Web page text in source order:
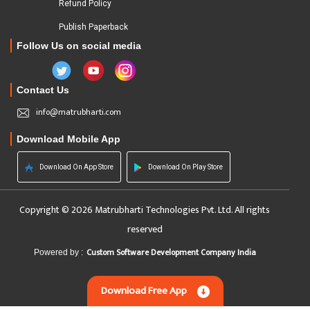
Refund Policy
Publish Paperback
Follow Us on social media
Contact Us
info@matrubharti.com
Download Mobile App
Download On App Store Download On Play Store
Copyright © 2026 Matrubharti Technologies Pvt. Ltd. All rights
reserved
Powered by : Custom Software Development Company India
Download Free App